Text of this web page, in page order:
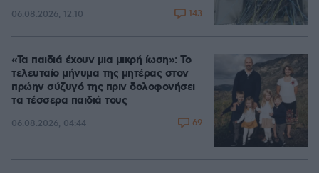
06.08.2026, 12:10 143
«Τα παιδιά έχουν μια μικρή ίωση»: Το
τελευταίο μήνυμα της μητέρας στον
πρώην σύζυγό της πριν δολοφονήσει
τα τέσσερα παιδιά τους
06.08.2026, 04:44 69